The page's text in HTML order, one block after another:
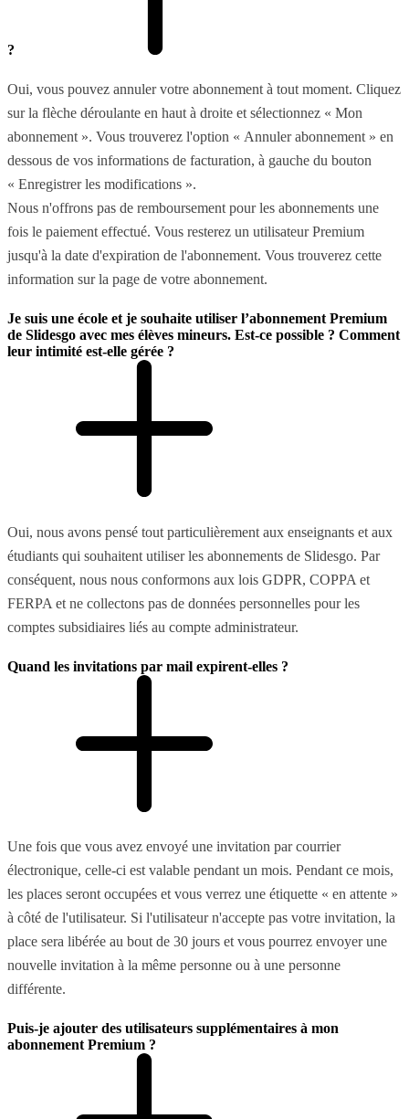
?
Oui, vous pouvez annuler votre abonnement à tout moment. Cliquez
sur la flèche déroulante en haut à droite et sélectionnez « Mon
abonnement ». Vous trouverez l'option « Annuler abonnement » en
dessous de vos informations de facturation, à gauche du bouton
« Enregistrer les modifications ».
Nous n'offrons pas de remboursement pour les abonnements une
fois le paiement effectué. Vous resterez un utilisateur Premium
jusqu'à la date d'expiration de l'abonnement. Vous trouverez cette
information sur la page de votre abonnement.
Je suis une école et je souhaite utiliser l’abonnement Premium
de Slidesgo avec mes élèves mineurs. Est-ce possible ? Comment
leur intimité est-elle gérée ?
Oui, nous avons pensé tout particulièrement aux enseignants et aux
étudiants qui souhaitent utiliser les abonnements de Slidesgo. Par
conséquent, nous nous conformons aux lois GDPR, COPPA et
FERPA et ne collectons pas de données personnelles pour les
comptes subsidiaires liés au compte administrateur.
Quand les invitations par mail expirent-elles ?
Une fois que vous avez envoyé une invitation par courrier
électronique, celle-ci est valable pendant un mois. Pendant ce mois,
les places seront occupées et vous verrez une étiquette « en attente »
à côté de l'utilisateur. Si l'utilisateur n'accepte pas votre invitation, la
place sera libérée au bout de 30 jours et vous pourrez envoyer une
nouvelle invitation à la même personne ou à une personne
différente.
Puis-je ajouter des utilisateurs supplémentaires à mon
abonnement Premium ?